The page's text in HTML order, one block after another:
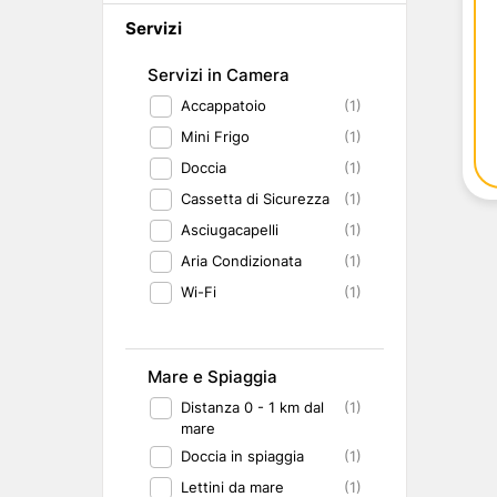
Emilia Romagna
Valle d'Aosta
Trentino-Alto Adige
Friuli-Venezia Giulia
Marche
Lampedusa
Gourmet &
Benessere e Relax
Servizi
Servizi in Camera
Accappatoio
(1)
Mini Frigo
(1)
Doccia
(1)
Cassetta di Sicurezza
(1)
Asciugacapelli
(1)
Aria Condizionata
(1)
Wi-Fi
(1)
Mare e Spiaggia
Distanza 0 - 1 km dal
mare
(1)
Doccia in spiaggia
(1)
Lettini da mare
(1)